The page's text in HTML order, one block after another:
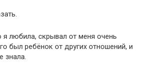
я любила, скрывал от меня очень
был ребёнок от других отношений, и
знала.